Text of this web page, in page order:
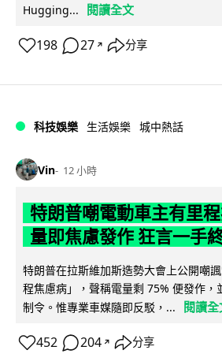
Hugging...
閱讀全文
198 27 ↗ 分享
科技娛樂 生活娛樂 城中熱話
Vin 12 小時
特朗普嘲電動車主有里
量即焦慮發作 狂言一手
特朗普在拉斯維加斯造勢大會上公開嘲
程焦慮病」，聲稱電量剩 75% 便發作，
制令。惟專業車媒隨即反駁，...
閱讀全
452 204 ↗ 分享